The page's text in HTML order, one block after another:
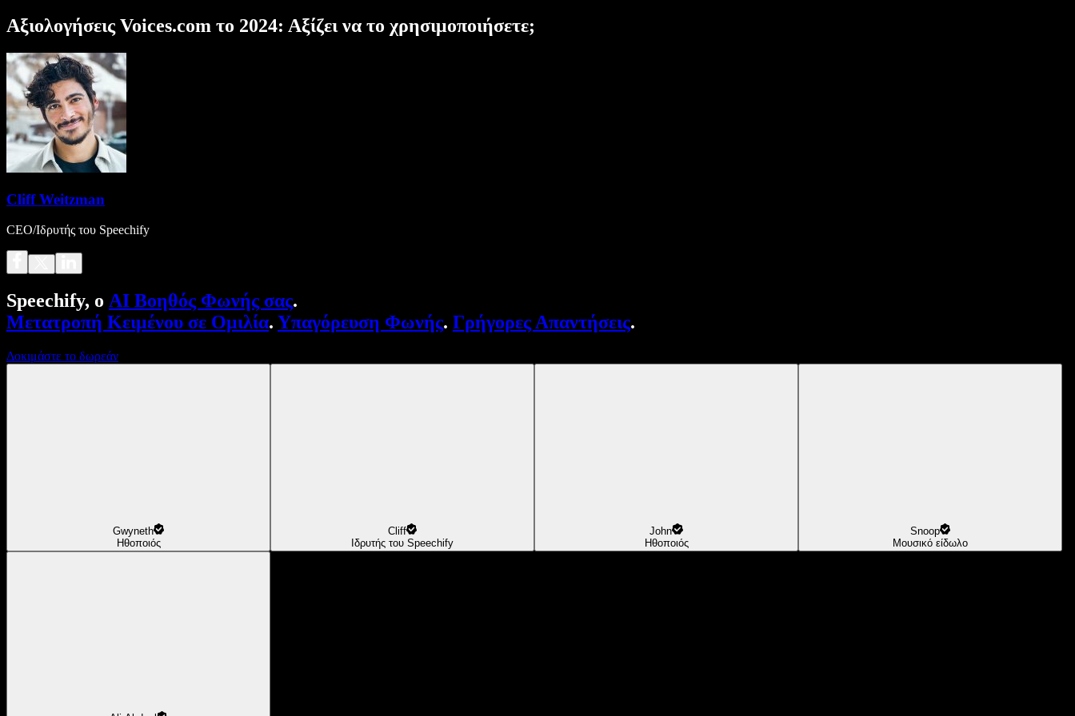
Αξιολογήσεις Voices.com το 2024: Αξίζει να το χρησιμοποιήσετε;
Cliff Weitzman
CEO/Ιδρυτής του Speechify
Speechify, ο AI Βοηθός Φωνής σας.
Μετατροπή Κειμένου σε Ομιλία. Υπαγόρευση Φωνής. Γρήγορες Απαντήσεις.
Δοκιμάστε το δωρεάν
Gwyneth
Ηθοποιός
Cliff
Ιδρυτής του Speechify
John
Ηθοποιός
Snoop
Μουσικό είδωλο